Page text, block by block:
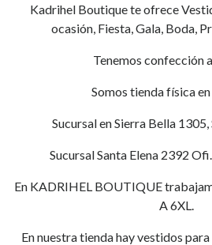
Kadrihel Boutique te ofrece
ocasión, Fiesta, Gala, Boda,
Tenemos confección
Somos tienda física en
Sucursal en Sierra Bella
Sucursal Santa Elena 2392
En KADRIHEL BOUTIQUE
A 6XL.
En nuestra tienda hay vestidos